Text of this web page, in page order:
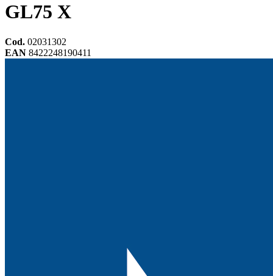
GL75 X
Cod. 02031302
EAN 8422248190411